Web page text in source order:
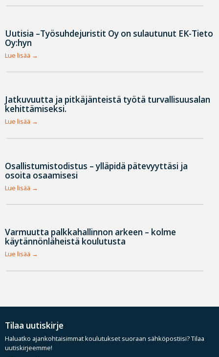
Uutisia –Työsuhdejuristit Oy on sulautunut EK-Tieto
Oy:hyn
Lue lisää
Jatkuvuutta ja pitkäjänteistä työtä turvallisuusalan
kehittämiseksi.
Lue lisää
Osallistumistodistus – ylläpidä pätevyyttäsi ja
osoita osaamisesi
Lue lisää
Varmuutta palkkahallinnon arkeen – kolme
käytännönläheistä koulutusta
Lue lisää
Tilaa uutiskirje
Haluatko ajankohtaisimmat koulutukset suoraan sähköpostiisi? Tilaa
uutiskirjeemme!